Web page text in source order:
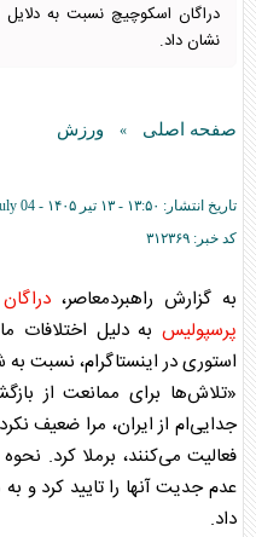
دراگان اسکوچیچ نسبت به
نشان داد.
صفحه اصلی » ورزش
تاریخ انتشار: ۱۳:۵۰ - ۱۳ تير ۱۴۰۵ -
04
کد خبر: ۳۱۲۳۶۹
به گزارش راهبردمعاصر،
پرسپولیس به دلیل اختلافات
استوری در اینستاگرام، نسبت
«تلاش‌ها برای ممانعت از
جدایی‌ام از ایران، مرا ضعیف
فعالیت می‌کنند، برملا کرد.
عدم جدیت آنها را تایید کرد و
داد.